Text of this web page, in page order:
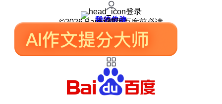
登录
我的关注
我的收藏
皮肤中心
用户反馈
设置
©2026 Baidu 使用百度前必读